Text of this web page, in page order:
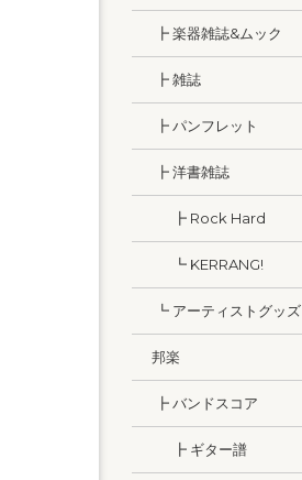
┣ 楽器雑誌&ムック
┣ 雑誌
┣ パンフレット
┣ 洋書雑誌
┣ Rock Hard
┗ KERRANG!
┗ アーティストグッズ
邦楽
┣ バンドスコア
┣ ギター譜